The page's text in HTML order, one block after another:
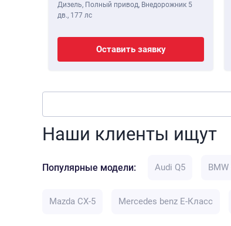
Дизель, Полный привод, Внедорожник 5
дв., 177 лс
Оставить заявку
Наши клиенты ищут
Популярные модели: Audi Q5 BMW
Mazda CX-5 Mercedes benz E-Класс